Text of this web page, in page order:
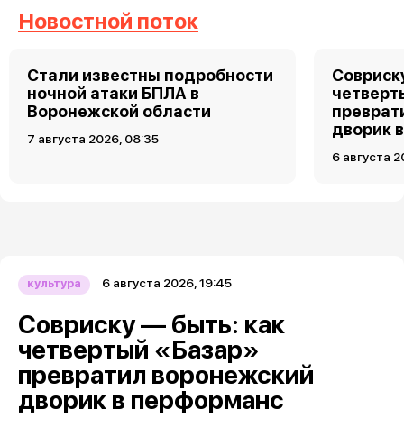
Новостной поток
Стали известны подробности
ночной атаки БПЛА в
Воронежской области
7 августа 2026, 08:35
дворик
6 августа
культура 6 августа 2026, 19:45
Совриску — быть: как
четвертый «Базар»
превратил воронежский
дворик в перформанс